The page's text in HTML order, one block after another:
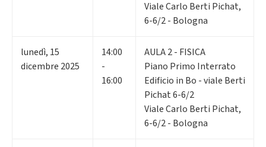
Viale Carlo Berti Pichat,
6-6/2 - Bologna
lunedì, 15
dicembre 2025
14:00
-
16:00
AULA 2 - FISICA
Piano Primo Interrato
Edificio in Bo - viale Berti
Pichat 6-6/2
Viale Carlo Berti Pichat,
6-6/2 - Bologna